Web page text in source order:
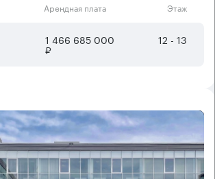
Арендная плата Этаж
1 466 685 000
₽
12 - 13